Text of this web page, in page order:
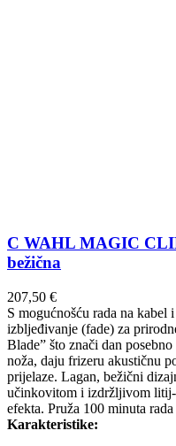
C WAHL MAGIC
bežična
207,50 €
S mogućnošću rada na kabel
izbljeđivanje (fade) za
Blade” što znači dan
noža, daju frizeru akustičnu
prijelaze. Lagan, bežični
učinkovitom i izdržljivom
efekta. Pruža 100 minuta
Karakteristike: